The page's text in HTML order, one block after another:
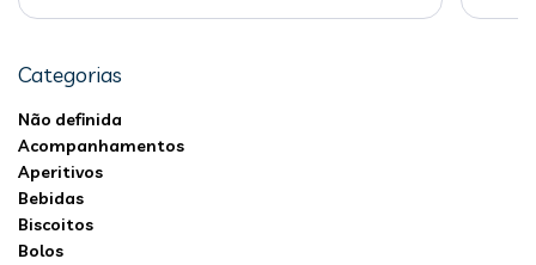
Categorias
Não definida
Acompanhamentos
Aperitivos
Bebidas
Biscoitos
Bolos